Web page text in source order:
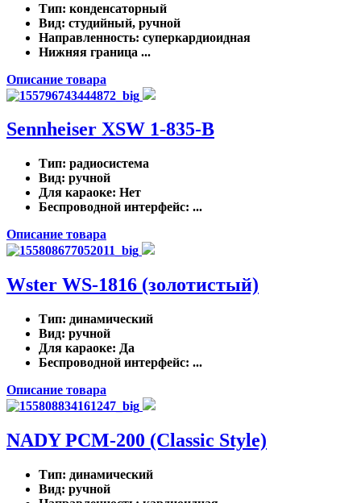
Тип: конденсаторный
Вид: студийный, ручной
Направленность: суперкардиоидная
Нижняя граница ...
Описание товара
Sennheiser XSW 1-835-B
Тип: радиосистема
Вид: ручной
Для караоке: Нет
Беспроводной интерфейс: ...
Описание товара
Wster WS-1816 (золотистый)
Тип: динамический
Вид: ручной
Для караоке: Да
Беспроводной интерфейс: ...
Описание товара
NADY PCM-200 (Classic Style)
Тип: динамический
Вид: ручной